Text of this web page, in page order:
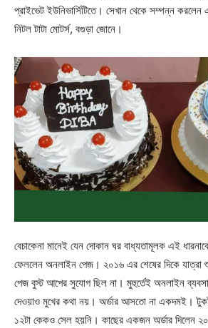
প্রাইভেট ইউনিভার্সিটিতে। সেখান থেকে সম্পন্ন
নিটল টাটা মোটর্স, বগুড়া জোনে।
বেচাকেনা মানেই যেন দোকান ঘর বাধ্যতামূলক এই
ফেললেন অনলাইন পেজ। ২০১৬ এর শেষের দিকে
পেজ বুস্ট আপের সুযোগ ছিল না। মুহুর্তেই অনলাইন
দেওয়াও মুখের কথা নয়। অর্ডার আসতো না একদমই।
১২টা কেকও সেল হয়নি। কাছের একজন অর্ডার দিলেন